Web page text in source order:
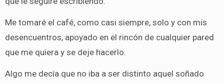
Me tomaré el café, como casi siempre, solo y con mis
desencuentros, apoyado en el rincón de cualquier pared
que me quiera y se deje hacerlo.
Algo me decía que no iba a ser distinto aquel soñado